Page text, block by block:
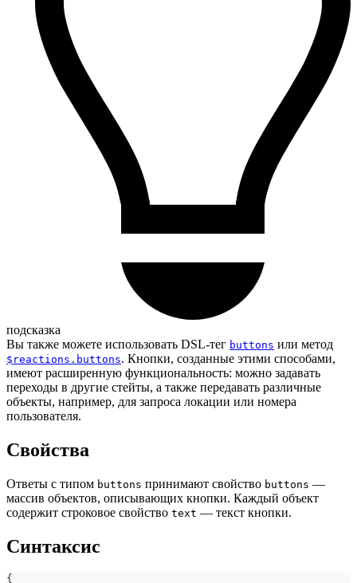
подсказка
Вы также можете использовать DSL-тег buttons или метод
$reactions.buttons. Кнопки, созданные этими способами,
имеют расширенную функциональность: можно задавать
переходы в другие стейты, а также передавать различные
объекты, например, для запроса локации или номера
пользователя.
Свойства
Ответы с типом buttons принимают свойство buttons —
массив объектов, описывающих кнопки. Каждый объект
содержит строковое свойство text — текст кнопки.
Синтаксис
{